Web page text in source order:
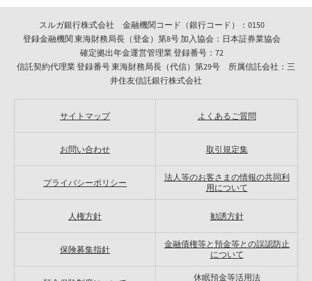
スルガ銀行株式会社 金融機関コード（銀行コード）：0150
登録金融機関 東海財務局長（登金）第8号 加入協会：日本証券業協会
確定拠出年金運営管理業 登録番号：72
信託契約代理業 登録番号 東海財務局長（代信）第29号 所属信託会社：三
井住友信託銀行株式会社
サイトマップ よくあるご質問
お問い合わせ 取引規定集
プライバシーポリシー
法人等のお客さまの情報の共同利
用について
人権方針 勧誘方針
保険募集指針
金融債権等と預金等との誤認防止
について
休眠預金等活用法